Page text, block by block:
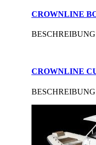
CROWNLINE
BESCHREIBUNG
CROWNLINE
BESCHREIBUNG